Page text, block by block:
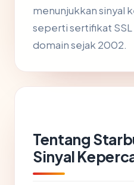
menunjukkan sinyal
seperti sertifikat SSL
domain sejak 2002.
Tentang
Sinyal